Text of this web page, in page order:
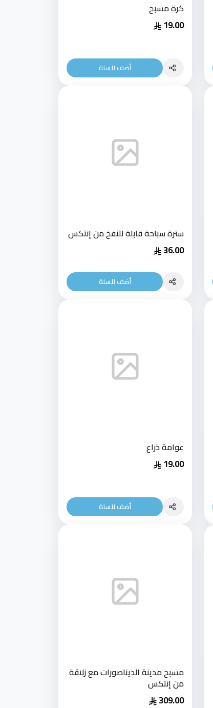
كرة مسبح
19.00
أضف للسلة
سترة سباحة قابلة للنفخ من إنتكس
36.00
أضف للسلة
عوامة ذراع
19.00
أضف للسلة
مسبح مدينة الديناصورات مع زلاقة
من إنتكس
309.00